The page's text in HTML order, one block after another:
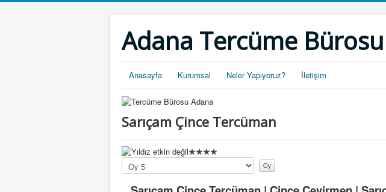
Adana Tercüme Bürosu
Anasayfa Kurumsal Neler Yapıyoruz? İletişim
Sarıçam Çince Tercüman
Lütfen
oylayın